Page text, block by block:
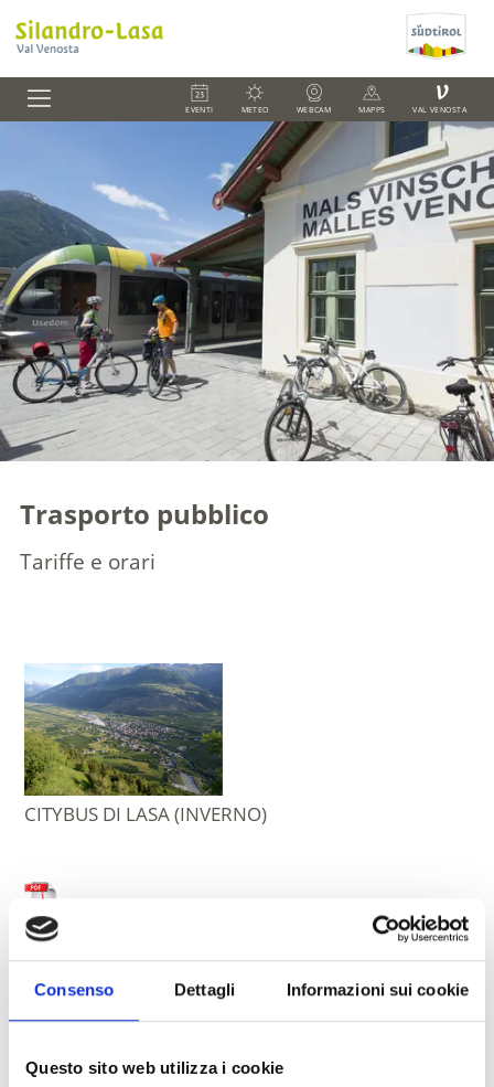
Consenso Dettagli Informazioni sui cookie
Questo sito web utilizza i cookie
EVENTI METEO WEBCAM MAPPS
V
VAL VENOSTA
Trasporto pubblico
Tariffe e orari
CITYBUS DI LASA (INVERNO)